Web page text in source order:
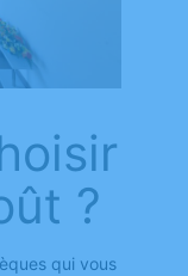
?
qui vous